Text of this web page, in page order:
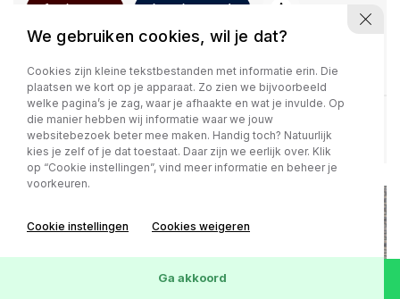
1e eigenaar Lage km-stand
Kia Niro
1.6 GDi PHEV ExecutiveLine
361 / p.m.
Bekijk deze auto
We gebruiken cookies, wil je dat?
Cookies zijn kleine tekstbestanden met informatie erin. Die
plaatsen we kort op je apparaat. Zo zien we bijvoorbeeld
welke pagina’s je zag, waar je afhaakte en wat je invulde. Op
die manier hebben wij informatie waar we jouw
websitebezoek beter mee maken. Handig toch? Natuurlijk
kies je zelf of je dat toestaat. Daar zijn we eerlijk over. Klik
op “Cookie instellingen”, vind meer informatie en beheer je
voorkeuren.
Cookie instellingen Cookies weigeren
Ga akkoord